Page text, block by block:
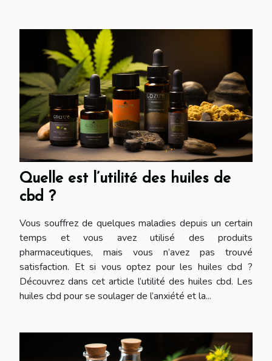
Quelle est l’utilité des huiles de
cbd ?
Vous souffrez de quelques maladies depuis un certain
temps et vous avez utilisé des produits
pharmaceutiques, mais vous n’avez pas trouvé
satisfaction. Et si vous optez pour les huiles cbd ?
Découvrez dans cet article l’utilité des huiles cbd. Les
huiles cbd pour se soulager de l’anxiété et la...